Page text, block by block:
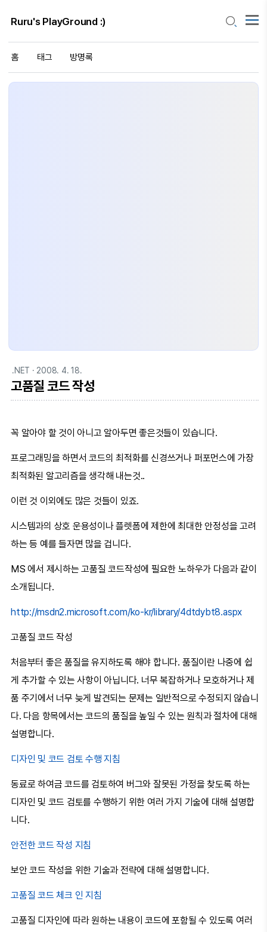
Ruru's PlayGround :)
홈 태그 방명록
.NET · 2008. 4. 18.
고품질 코드 작성
꼭 알아야 할 것이 아니고 알아두면 좋은것들이 있습니다.
프로그래밍을 하면서 코드의 최적화를 신경쓰거나 퍼포먼스에 가장
최적화된 알고리즘을 생각해 내는것..
이런 것 이외에도 많은 것들이 있죠.
시스템과의 상호 운용성이나 플렛폼에 제한에 최대한 안정성을 고려
하는 등 예를 들자면 많을 겁니다.
MS 에서 제시하는 고품질 코드작성에 필요한 노하우가 다음과 같이
소개됩니다.
http://msdn2.microsoft.com/ko-kr/library/4dtdybt8.aspx
고품질 코드 작성
처음부터 좋은 품질을 유지하도록 해야 합니다. 품질이란 나중에 쉽
게 추가할 수 있는 사항이 아닙니다. 너무 복잡하거나 모호하거나 제
품 주기에서 너무 늦게 발견되는 문제는 일반적으로 수정되지 않습니
다. 다음 항목에서는 코드의 품질을 높일 수 있는 원칙과 절차에 대해
설명합니다.
디자인 및 코드 검토 수행 지침
동료로 하여금 코드를 검토하여 버그와 잘못된 가정을 찾도록 하는
디자인 및 코드 검토를 수행하기 위한 여러 가지 기술에 대해 설명합
니다.
안전한 코드 작성 지침
보안 코드 작성을 위한 기술과 전략에 대해 설명합니다.
고품질 코드 체크 인 지침
고품질 디자인에 따라 원하는 내용이 코드에 포함될 수 있도록 여러